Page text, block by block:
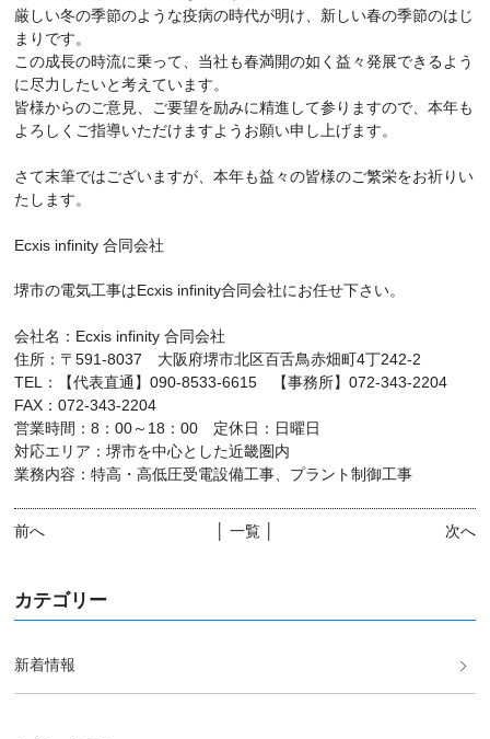
厳しい冬の季節のような疫病の時代が明け、新しい春の季節のはじ
まりです。
この成長の時流に乗って、当社も春満開の如く益々発展できるよう
に尽力したいと考えています。
皆様からのご意見、ご要望を励みに精進して参りますので、本年も
よろしくご指導いただけますようお願い申し上げます。
さて末筆ではございますが、本年も益々の皆様のご繁栄をお祈りい
たします。
Ecxis infinity 合同会社
堺市の電気工事はEcxis infinity合同会社にお任せ下さい。
会社名：Ecxis infinity 合同会社
住所：〒591-8037 大阪府堺市北区百舌鳥赤畑町4丁242-2
TEL：【代表直通】090-8533-6615 【事務所】072-343-2204
FAX：072-343-2204
営業時間：8：00～18：00 定休日：日曜日
対応エリア：堺市を中心とした近畿圏内
業務内容：特高・高低圧受電設備工事、プラント制御工事
前へ 次へ
│ 一覧 │
カテゴリー
新着情報